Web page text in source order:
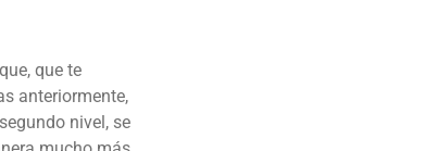
que te
anteriormente,
nivel, se